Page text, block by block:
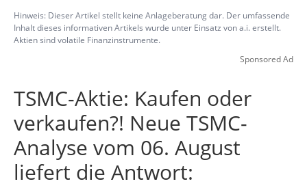
Hinweis: Dieser Artikel stellt keine Anlageberatung dar. Der umfassende
Inhalt dieses informativen Artikels wurde unter Einsatz von a.i. erstellt.
Aktien sind volatile Finanzinstrumente.
Sponsored Ad
TSMC-Aktie: Kaufen oder
verkaufen?! Neue TSMC-
Analyse vom 06. August
liefert die Antwort: